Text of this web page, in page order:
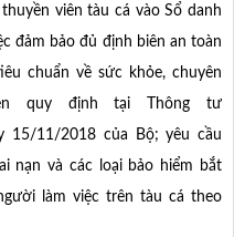
viên tàu cá vào Sổ danh
đảm bảo đủ định biên an toàn
chuẩn về sức khỏe, chuyên
quy định tại Thông tư
15/11/2018 của Bộ; yêu cầu
nạn và các loại bảo hiểm bắt
làm việc trên tàu cá theo